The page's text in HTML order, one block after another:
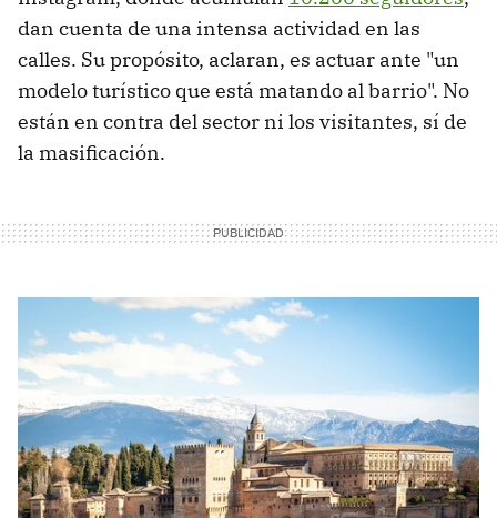
dan cuenta de una intensa actividad en las
calles. Su propósito, aclaran, es actuar ante "un
modelo turístico que está matando al barrio". No
están en contra del sector ni los visitantes, sí de
la masificación.